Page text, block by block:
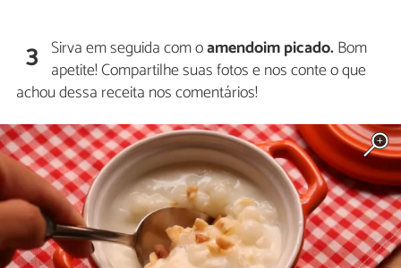
3 Sirva em seguida com oamendoim picado.Bom
apetite! Compartilhe suas fotos e nos conte o que
achou dessa receita nos comentários!